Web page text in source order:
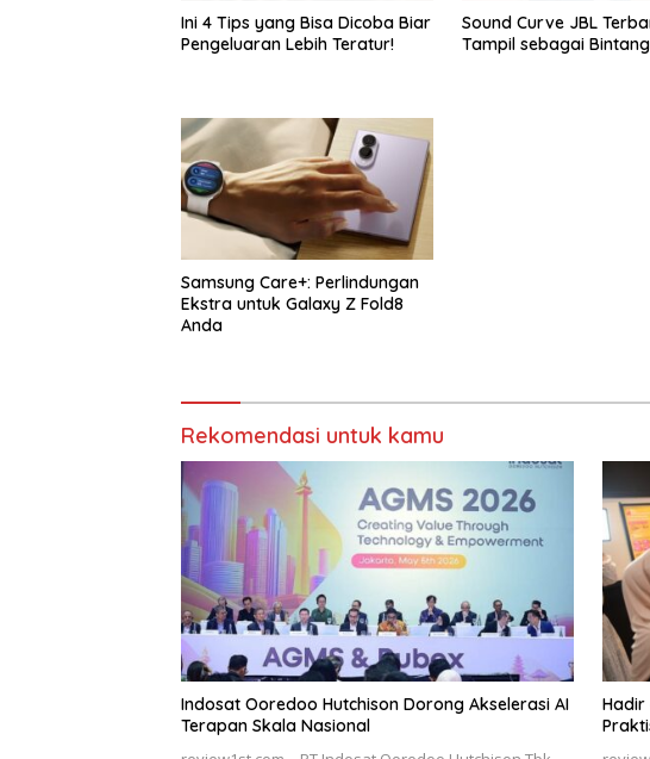
Ini 4 Tips yang Bisa Dicoba Biar
Pengeluaran Lebih Teratur!
Sound Curve JBL
Tampil sebagai
Samsung Care+: Perlindungan
Ekstra untuk Galaxy Z Fold8
Anda
Rekomendasi untuk kamu
Indosat Ooredoo Hutchison Dorong Akselerasi AI
Terapan Skala Nasional
Hadir